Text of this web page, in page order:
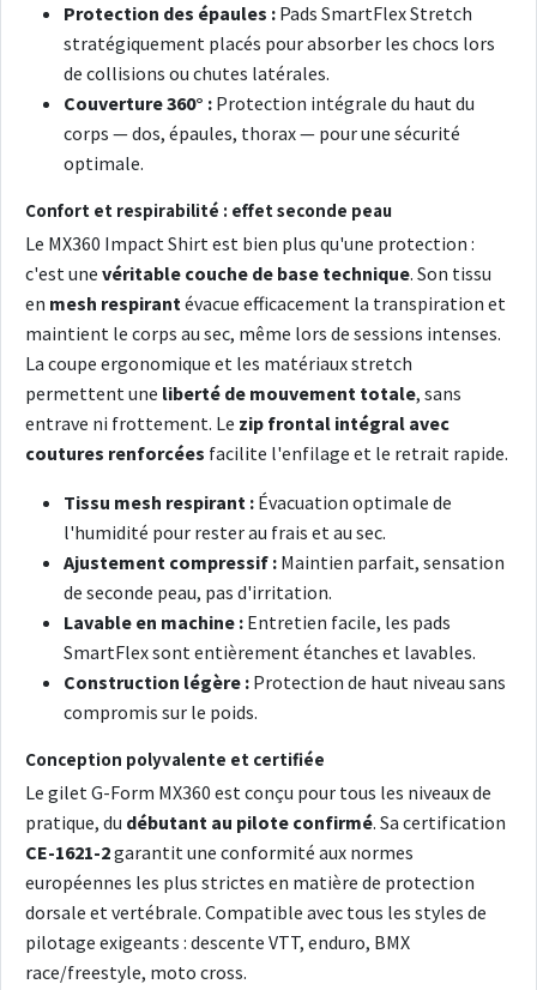
Protection des épaules : Pads SmartFlex Stretch
stratégiquement placés pour absorber les chocs lors
de collisions ou chutes latérales.
Couverture 360° : Protection intégrale du haut du
corps — dos, épaules, thorax — pour une sécurité
optimale.
Confort et respirabilité : effet seconde peau
Le MX360 Impact Shirt est bien plus qu'une protection :
c'est une véritable couche de base technique. Son tissu
en mesh respirantévacue efficacement la transpiration et
maintient le corps au sec, même lors de sessions intenses.
La coupe ergonomique et les matériaux stretch
permettent une liberté de mouvement totale, sans
entrave ni frottement. Le zip frontal intégral avec
coutures renforcées facilite l'enfilage et le retrait rapide.
Tissu mesh respirant : Évacuation optimale de
l'humidité pour rester au frais et au sec.
Ajustement compressif : Maintien parfait, sensation
de seconde peau, pas d'irritation.
Lavable en machine : Entretien facile, les pads
SmartFlex sont entièrement étanches et lavables.
Construction légère : Protection de haut niveau sans
compromis sur le poids.
Conception polyvalente et certifiée
Le gilet G-Form MX360 est conçu pour tous les niveaux de
pratique, du débutant au pilote confirmé. Sa certification
CE-1621-2garantit une conformité aux normes
européennes les plus strictes en matière de protection
dorsale et vertébrale. Compatible avec tous les styles de
pilotage exigeants : descente VTT, enduro, BMX
race/freestyle, moto cross.